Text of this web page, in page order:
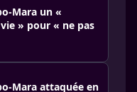
Mara un «
» pour « ne pas
Mara attaquée en